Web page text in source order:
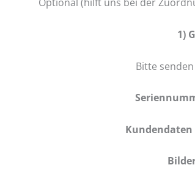
1)
Bitte
Kundendaten